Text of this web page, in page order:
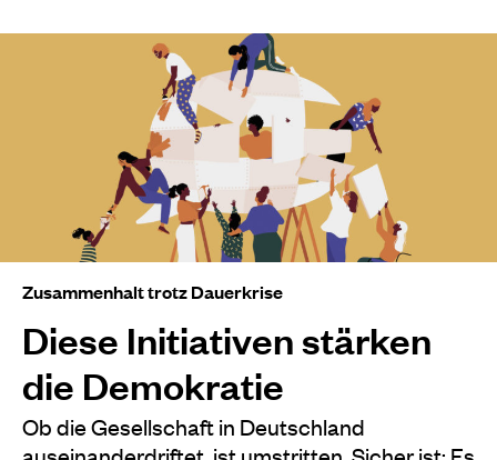
Zusammenhalt trotz Dauerkrise
Diese Initiativen stärken
die Demokratie
Ob die Gesellschaft in Deutschland